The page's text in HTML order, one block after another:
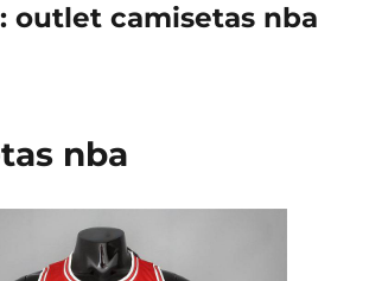
outlet camisetas nba
nba